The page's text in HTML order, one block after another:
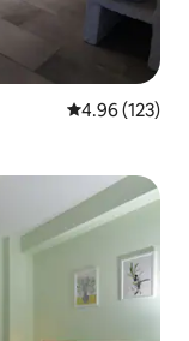
औसत रेटिंग 5 में से
4.96 (123)